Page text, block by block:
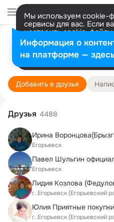
Мы используем cookie-
сервисы для вас. Если
настроить cookie-
представитель. Больше
Разрешить все
Егорьевск 1
Добавить в друзья
Друзья 4488
Ирина
Егорьевск
Павел Шульгин
Егорьевск
Лидия Козлова
г. Егорьевск (Егорьевский
Юлия Приятные
г. Егорьевск (Егорьевский
Информация о
на платформе —